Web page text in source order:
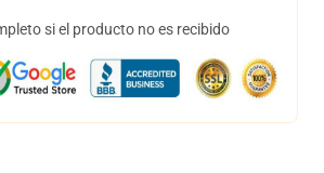
si el producto no es recibido